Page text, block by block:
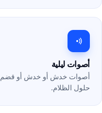
أصوات ليلية
أصوات خدش أو خدش أو قضم
حلول الظلام.